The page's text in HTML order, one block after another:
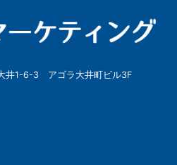
井1-6-3 アゴラ大井町ビル3F